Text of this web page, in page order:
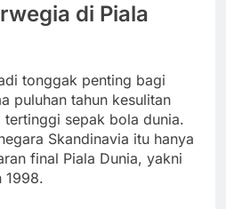
di Piala
tonggak penting bagi
puluhan tahun kesulitan
tertinggi sepak bola dunia.
Skandinavia itu hanya
final Piala Dunia, yakni
1998.